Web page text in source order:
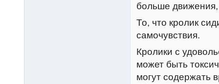
больше
То, что кролик
самочувствия.
Кролики с
может быть
могут содержать